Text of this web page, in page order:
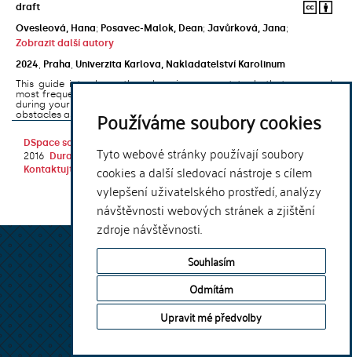
Používáme soubory cookies
Tyto webové stránky používají soubory
cookies a další sledovací nástroje s cílem
vylepšení uživatelského prostředí, analýzy
návštěvnosti webových stránek a zjištění
zdroje návštěvnosti.
Souhlasím
Odmítám
Upravit mé předvolby
draft
Ovesleová, Hana; Posavec-Malok, Dean; Javůrková, Jana;
Zobrazit další autory
2024
Praha Univerzita Karlova, Nakladatelství Karolinum
This guide introduces the e-learning support tools that are used
most frequently at Charles University and that you may encounter
during your studies. It will also help you to avoid the most common
obstacles associated ...
DSpace software
2016
DuraSpace
Kontaktujte nás |Vyjádření názoru